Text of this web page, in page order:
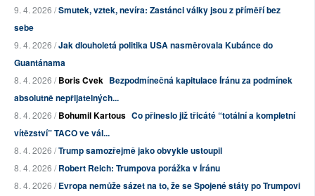
9. 4. 2026 /Smutek, vztek, nevíra: Zastánci války jsou z příměří bez
sebe
9. 4. 2026 /Jak dlouholetá politika USA nasměrovala Kubánce do
Guantánama
8. 4. 2026 /Boris Cvek Bezpodmínečná kapitulace Íránu za podmínek
absolutně nepřijatelných...
8. 4. 2026 /Bohumil Kartous Co přineslo již třicáté “totální a kompletní
vítězství” TACO ve vál...
8. 4. 2026 /Trump samozřejmě jako obvykle ustoupil
8. 4. 2026 /Robert Reich: Trumpova porážka v Íránu
8. 4. 2026 /Evropa nemůže sázet na to, že se Spojené státy po Trumpovi